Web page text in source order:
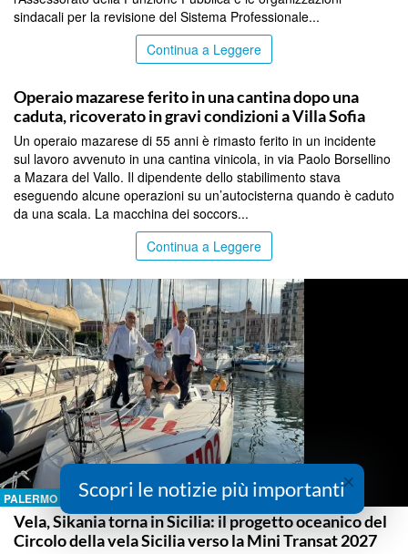
sindacali per la revisione del Sistema Professionale...
Continua a Leggere
Operaio mazarese ferito in una cantina dopo una
caduta, ricoverato in gravi condizioni a Villa Sofia
Un operaio mazarese di 55 anni è rimasto ferito in un incidente
sul lavoro avvenuto in una cantina vinicola, in via Paolo Borsellino
a Mazara del Vallo. Il dipendente dello stabilimento stava
eseguendo alcune operazioni su un’autocisterna quando è caduto
da una scala. La macchina dei soccors...
Continua a Leggere
PALERMO
Vela, Sikania torna in Sicilia: il progetto oceanico del
Circolo della vela Sicilia verso la Mini Transat 2027
×
Scopri le notizie più importanti